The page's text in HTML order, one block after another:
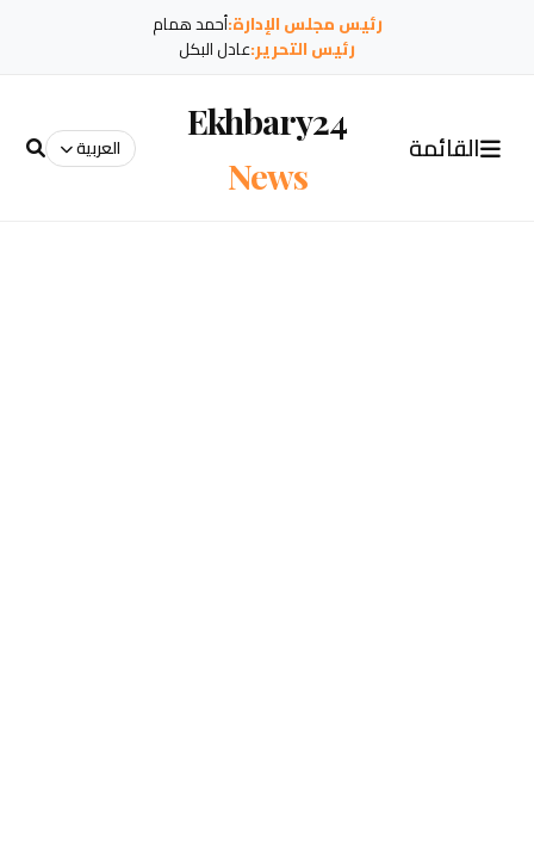
رئيس مجلس الإدارة:أحمد همام
رئيس التحرير:عادل البكل
القائمة
Ekhbary24
News
العربية